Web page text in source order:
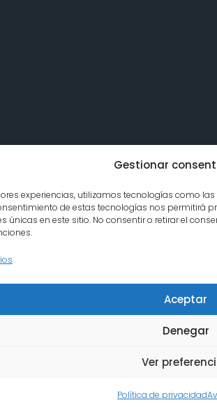
Gestionar
experiencias, utilizamos tecnologías como
de estas tecnologías nos permitirá
únicas en este sitio. No consentir o retirar el
Aceptar
Denegar
Ver
Política de privacidad